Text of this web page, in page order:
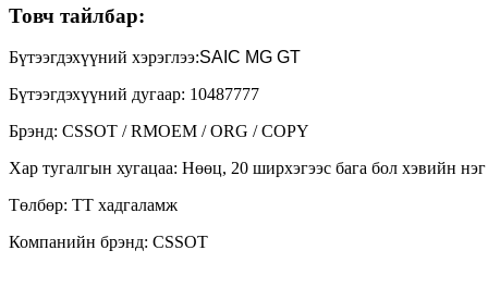
Товч тайлбар:
Бүтээгдэхүүний хэрэглээ:SAIC MG GT
Бүтээгдэхүүний дугаар: 10487777
Брэнд: CSSOT / RMOEM / ORG / COPY
Хар тугалгын хугацаа: Нөөц, 20 ширхэгээс бага бол хэвийн нэг
Төлбөр: TT хадгаламж
Компанийн брэнд: CSSOT